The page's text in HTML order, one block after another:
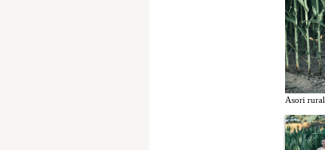
Asori rural